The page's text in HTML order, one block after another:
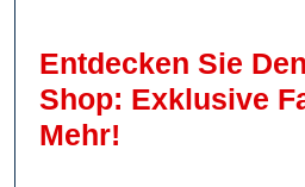
Entdecken Sie
Shop: Exklusive
Mehr!